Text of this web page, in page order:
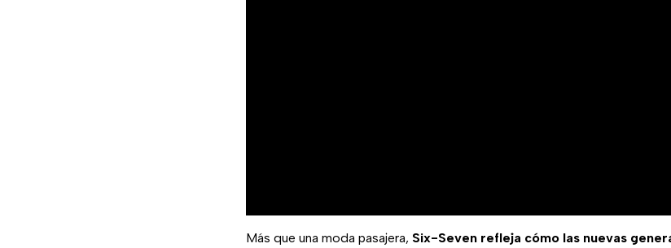
Más que una moda pasajera, Six-Seven refleja cómo las nuevas